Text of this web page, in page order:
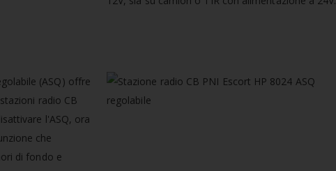
(ASQ) offre
radio CB
l'ASQ, ora
che
di fondo e